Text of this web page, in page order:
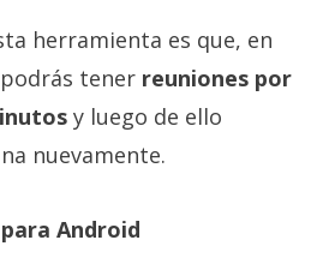
herramienta es que, en
tener reuniones por
y luego de ello
nuevamente.
Android